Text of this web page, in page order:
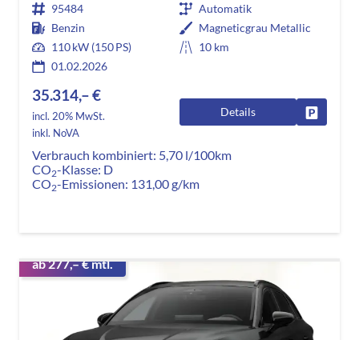
95484
Automatik
Benzin
Magneticgrau Metallic
110 kW (150 PS)
10 km
01.02.2026
35.314,– €
incl. 20% MwSt.
inkl. NoVA
Details
Verbrauch kombiniert: 5,70 l/100km
CO2-Klasse: D
CO2-Emissionen: 131,00 g/km
ab 277,– € mtl.